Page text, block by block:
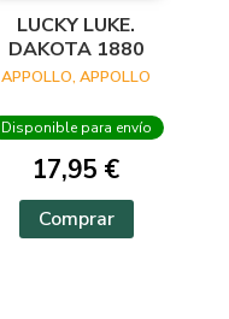
LUCKY LUKE.
DAKOTA 1880
APPOLLO, APPOLLO
Disponible para envío
17,95 €
Comprar